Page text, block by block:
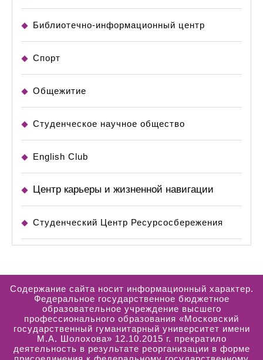
Библиотечно-информационный центр
Спорт
Общежитие
Студенческое научное общество
English Club
Центр карьеры и жизненной навигации
Студенческий Центр Ресурсосбережения
Содержание сайта носит информационный характер.
Федеральное государственное бюджетное
образовательное учреждение высшего
профессионального образования «Московский
государственный гуманитарный университет имени
М.А. Шолохова» 12.10.2015 г. прекратило
деятельность в результате реорганизации в форме